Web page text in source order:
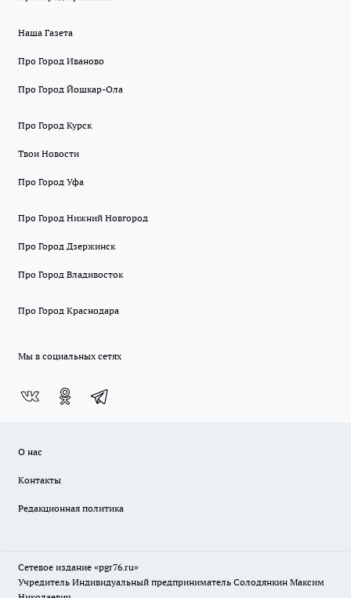
Наша Газета
Про Город Иваново
Про Город Йошкар-Ола
Про Город Курск
Твои Новости
Про Город Уфа
Про Город Нижний Новгород
Про Город Дзержинск
Про Город Владивосток
Про Город Краснодара
Мы в социальных сетях
О нас
Контакты
Редакционная политика
Сетевое издание «pgr76.ru»
Учредитель Индивидуальный предприниматель Солодянкин Максим